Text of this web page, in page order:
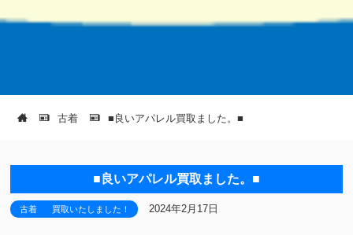
古着 ■良いアパレル買取ました。■
■良いアパレル買取ました。■
古着 買取いたしました！ 2024年2月17日